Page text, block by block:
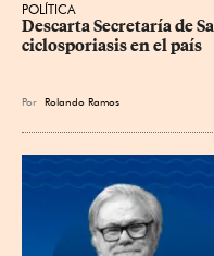
POLÍTICA
Descarta Secretaría de
ciclosporiasis en el país
Por Rolando Ramos